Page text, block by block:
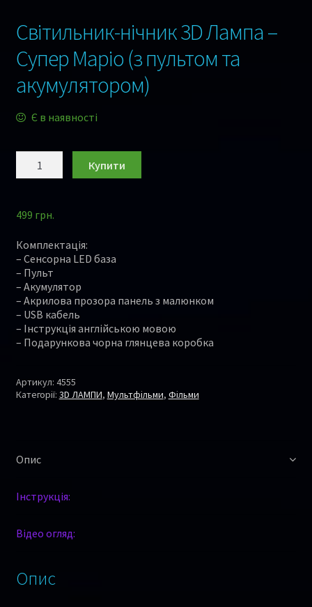
Світильник-нічник 3D Лампа –
Супер Маріо (з пультом та
акумулятором)
Є в наявності
Купити
499 грн.
Комплектація:
– Сенсорна LED база
– Пульт
– Акумулятор
– Акрилова прозора панель з малюнком
– USB кабель
– Інструкція англійською мовою
– Подарункова чорна глянцева коробка
Артикул: 4555
Категорії: 3D ЛАМПИ, Мультфільми, Фільми
Опис
Інструкція:
Відео огляд:
Опис